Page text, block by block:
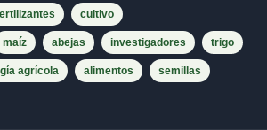
cultivo
maíz abejas investigadores trigo
agrícola alimentos semillas